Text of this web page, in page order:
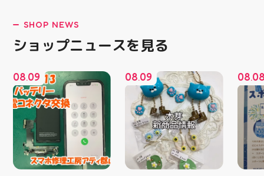
SHOP NEWS
ショップニュースを見る
08.09 08.09 08.